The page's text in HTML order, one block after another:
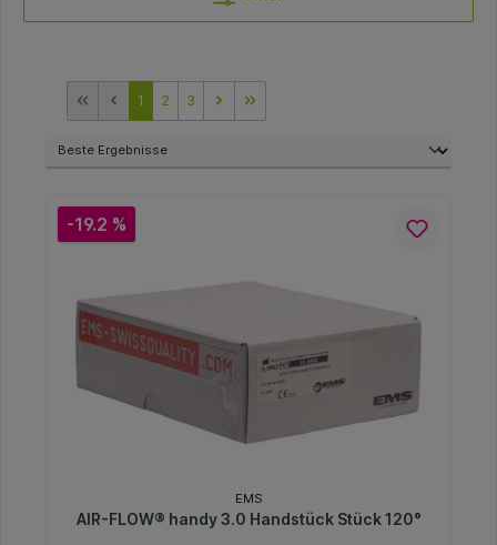
1 2 3
-19.2 %
EMS
AIR-FLOW® handy 3.0 Handstück Stück 120°